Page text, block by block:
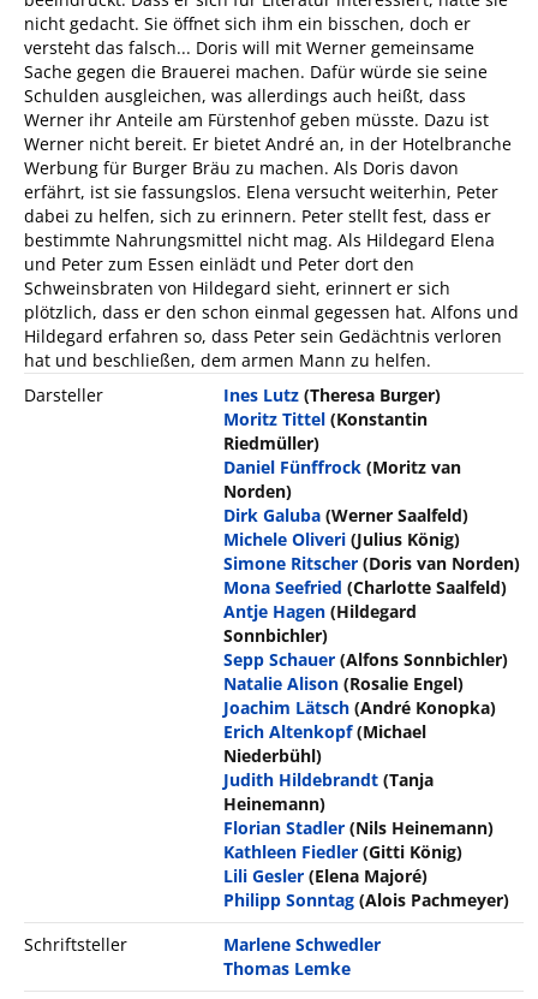
nicht gedacht. Sie öffnet sich ihm ein bisschen, doch er
versteht das falsch... Doris will mit Werner gemeinsame
Sache gegen die Brauerei machen. Dafür würde sie seine
Schulden ausgleichen, was allerdings auch heißt, dass
Werner ihr Anteile am Fürstenhof geben müsste. Dazu ist
Werner nicht bereit. Er bietet André an, in der Hotelbranche
Werbung für Burger Bräu zu machen. Als Doris davon
erfährt, ist sie fassungslos. Elena versucht weiterhin, Peter
dabei zu helfen, sich zu erinnern. Peter stellt fest, dass er
bestimmte Nahrungsmittel nicht mag. Als Hildegard Elena
und Peter zum Essen einlädt und Peter dort den
Schweinsbraten von Hildegard sieht, erinnert er sich
plötzlich, dass er den schon einmal gegessen hat. Alfons und
Hildegard erfahren so, dass Peter sein Gedächtnis verloren
hat und beschließen, dem armen Mann zu helfen.
Darsteller
Ines Lutz (Theresa Burger)
Moritz Tittel (Konstantin
Riedmüller)
Daniel Fünffrock (Moritz van
Norden)
Dirk Galuba (Werner Saalfeld)
Michele Oliveri (Julius König)
Simone Ritscher (Doris van Norden)
Mona Seefried (Charlotte Saalfeld)
Antje Hagen (Hildegard
Sonnbichler)
Sepp Schauer (Alfons Sonnbichler)
Natalie Alison (Rosalie Engel)
Joachim Lätsch (André Konopka)
Erich Altenkopf (Michael
Niederbühl)
Judith Hildebrandt (Tanja
Heinemann)
Florian Stadler (Nils Heinemann)
Kathleen Fiedler (Gitti König)
Lili Gesler (Elena Majoré)
Philipp Sonntag (Alois Pachmeyer)
Schriftsteller
Marlene Schwedler
Thomas Lemke